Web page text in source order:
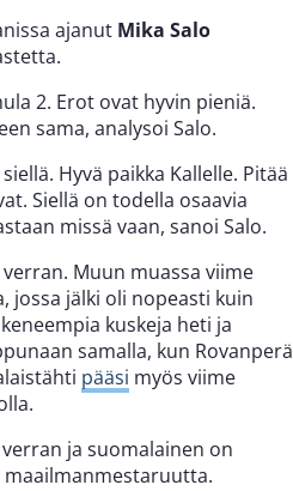
ajanut Mika Salo
2. Erot ovat hyvin pieniä.
sama, analysoi Salo.
Hyvä paikka Kallelle. Pitää
Siellä on todella osaavia
missä vaan, sanoi Salo.
Muun muassa viime
jossa jälki oli nopeasti kuin
kuskeja heti ja
samalla, kun Rovanperä
pääsi myös viime
ja suomalainen on